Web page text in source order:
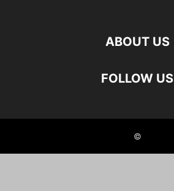
ABOUT US
FOLLOW US
©